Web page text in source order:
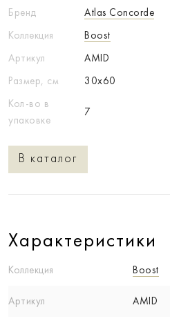
Бренд
Atlas Concorde
Коллекция
Boost
Артикул
AMID
Размер, см
30x60
Кол-во в
упаковке
7
В каталог
Характеристики
Коллекция Boost
Артикул AMID